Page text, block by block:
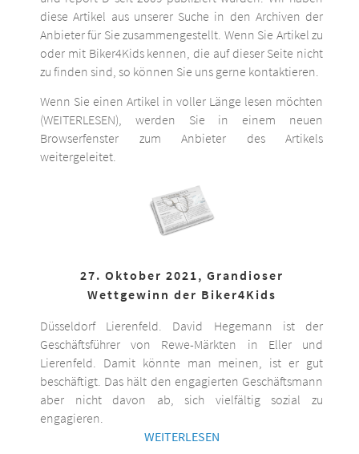
diese Artikel aus unserer Suche in den Archiven der
Anbieter für Sie zusammengestellt. Wenn Sie Artikel zu
oder mit Biker4Kids kennen, die auf dieser Seite nicht
zu finden sind, so können Sie uns gerne kontaktieren.
Wenn Sie einen Artikel in voller Länge lesen möchten
(WEITERLESEN), werden Sie in einem neuen
Browserfenster zum Anbieter des Artikels
weitergeleitet.
27. Oktober 2021, Grandioser
Wettgewinn der Biker4Kids
Düsseldorf Lierenfeld. David Hegemann ist der
Geschäftsführer von Rewe-Märkten in Eller und
Lierenfeld. Damit könnte man meinen, ist er gut
beschäftigt. Das hält den engagierten Geschäftsmann
aber nicht davon ab, sich vielfältig sozial zu
engagieren.
WEITERLESEN